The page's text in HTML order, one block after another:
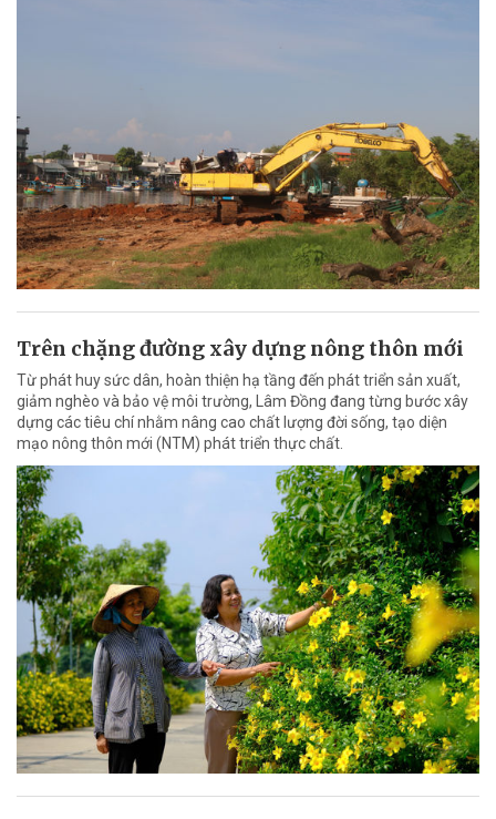
Trên chặng đường xây dựng nông thôn mới
Từ phát huy sức dân, hoàn thiện hạ tầng đến phát triển sản xuất,
giảm nghèo và bảo vệ môi trường, Lâm Đồng đang từng bước xây
dựng các tiêu chí nhằm nâng cao chất lượng đời sống, tạo diện
mạo nông thôn mới (NTM) phát triển thực chất.